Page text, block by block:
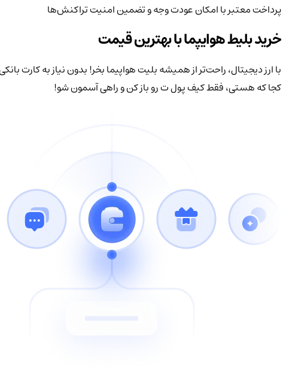
پرداخت معتبر با امکان عودت وجه و تضمین امنیت تراکنش‌ها
خرید بلیط هوایپما با بهترین قیمت
با ارز دیجیتال، راحت‌تر از همیشه بلیت هواپیما بخر! بدون نیاز به کارت
کجا که هستی، فقط کیف‌ پول ت رو باز کن و راهی آسمون شو!